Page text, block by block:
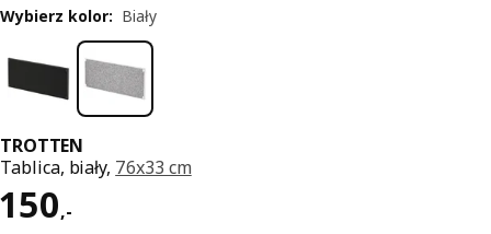
TROTTEN
Tablica, biały, 76x33 cm
150,-
Cena 150,-
Wybierz kolor: Biały